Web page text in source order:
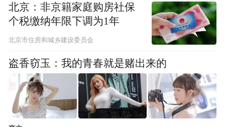
北京：非京籍家庭购房社保
个税缴纳年限下调为1年
北京市住房和城乡建设委员会
盗香窃玉：我的青春就是赌出来的